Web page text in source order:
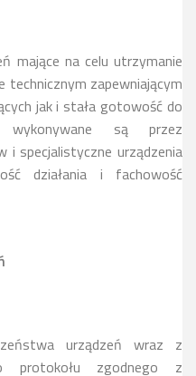
mające na celu utrzymanie
technicznym zapewniającym
jak i stała gotowość do
wykonywane są przez
i specjalistyczne urządzenia
działania i fachowość
urządzeń wraz z
protokołu zgodnego z